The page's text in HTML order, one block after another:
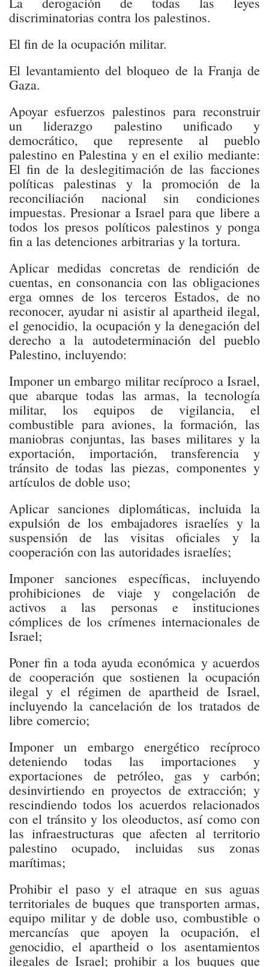
discriminatorias contra los palestinos.
El fin de la ocupación militar.
El levantamiento del bloqueo de la Franja de
Gaza.
Apoyar esfuerzos palestinos para reconstruir
un liderazgo palestino unificado y
democrático, que represente al pueblo
palestino en Palestina y en el exilio mediante:
El fin de la deslegitimación de las facciones
políticas palestinas y la promoción de la
reconciliación nacional sin condiciones
impuestas. Presionar a Israel para que libere a
todos los presos políticos palestinos y ponga
fin a las detenciones arbitrarias y la tortura.
Aplicar medidas concretas de rendición de
cuentas, en consonancia con las obligaciones
erga omnes de los terceros Estados, de no
reconocer, ayudar ni asistir al apartheid ilegal,
el genocidio, la ocupación y la denegación del
derecho a la autodeterminación del pueblo
Palestino, incluyendo:
Imponer un embargo militar recíproco a Israel,
que abarque todas las armas, la tecnología
militar, los equipos de vigilancia, el
combustible para aviones, la formación, las
maniobras conjuntas, las bases militares y la
exportación, importación, transferencia y
tránsito de todas las piezas, componentes y
artículos de doble uso;
Aplicar sanciones diplomáticas, incluida la
expulsión de los embajadores israelíes y la
suspensión de las visitas oficiales y la
cooperación con las autoridades israelíes;
Imponer sanciones específicas, incluyendo
prohibiciones de viaje y congelación de
activos a las personas e instituciones
cómplices de los crímenes internacionales de
Israel;
Poner fin a toda ayuda económica y acuerdos
de cooperación que sostienen la ocupación
ilegal y el régimen de apartheid de Israel,
incluyendo la cancelación de los tratados de
libre comercio;
Imponer un embargo energético recíproco
deteniendo todas las importaciones y
exportaciones de petróleo, gas y carbón;
desinvirtiendo en proyectos de extracción; y
rescindiendo todos los acuerdos relacionados
con el tránsito y los oleoductos, así como con
las infraestructuras que afecten al territorio
palestino ocupado, incluidas sus zonas
marítimas;
Prohibir el paso y el atraque en sus aguas
territoriales de buques que transporten armas,
equipo militar y de doble uso, combustible o
mercancías que apoyen la ocupación, el
genocidio, el apartheid o los asentamientos
ilegales de Israel; prohibir a los buques que